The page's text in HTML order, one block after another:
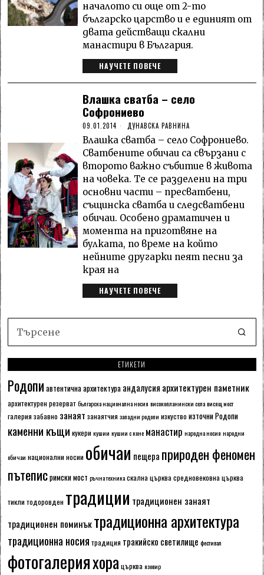
началото си още от 2-то
българско царство и е единият от
двата действащи скални
манастири в България.
НАУЧЕТЕ ПОВЕЧЕ
Влашка сватба – село
Софрониево
09.01.2014 ДУНАВСКА РАВНИНА
Влашка сватба – село Софрониево.
Сватбените обичаи са свързани с
второто важно събитие в живота
на човека. Те се разделени на три
основни части – пресватбени,
същинска сватба и следсватбени
обичаи. Особено драматичен и
момента на приготвяне на
булката, по време на който
нейните другарки пеят песни за
края на
НАУЧЕТЕ ПОВЕЧЕ
ЕТИКЕТИ
Родопи автентична архитектура андалусия архитектурен паметник
архитектурен резерват българска национална носия високопланински села висящ мост
галерия забавно занаят занаятчия западни родопи изкуство източни Родопи
каменни къщи кукери кушии кушии с коне манастир народна носия народни
обичаи национални носии обичаи пещера природен феномен
пътеписримски мост ръчна техника скална църквасредновековна църква
тикли тодоровден традиции традиционен занаят
традиционен поминъктрадиционна архитектура
традиционна носия традиция тракийско светилище фестивал
фотогалерияхорацърква язовир